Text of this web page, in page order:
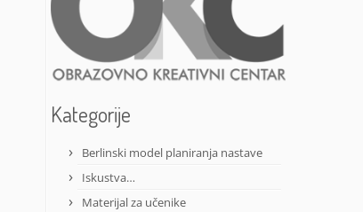
Kategorije
Berlinski model planiranja nastave
Iskustva…
Materijal za učenike